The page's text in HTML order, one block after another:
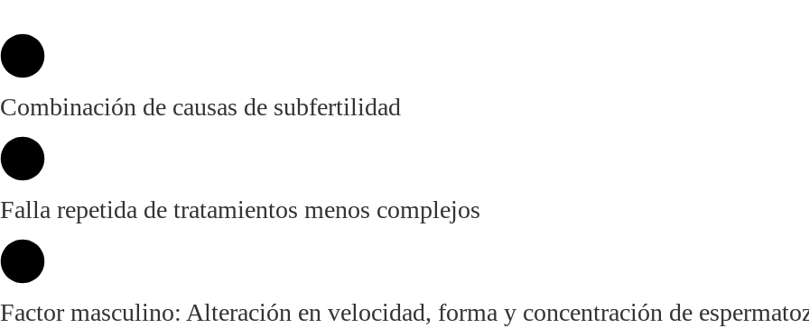
Combinación de causas de subfertilidad
Falla repetida de tratamientos menos complejos
Factor masculino: Alteración en velocidad, forma y concentración de